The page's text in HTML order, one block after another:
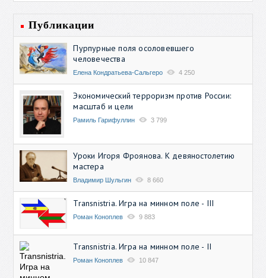
Публикации
Пурпурные поля осоловевшего
человечества
Елена Кондратьева-Сальгеро 4 250
Экономический терроризм против России:
масштаб и цели
Рамиль Гарифуллин 3 799
Уроки Игоря Фроянова. К девяностолетию
мастера
Владимир Шульгин 8 660
Transnistria. Игра на минном поле - III
Роман Коноплев 9 883
Transnistria. Игра на минном поле - II
Роман Коноплев 10 847